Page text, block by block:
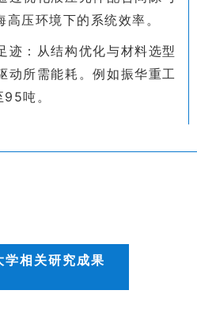
压环境下的系统效率。
迹：从结构优化与材料选型
动所需能耗。例如振华重工
吨。
学相关研究成果